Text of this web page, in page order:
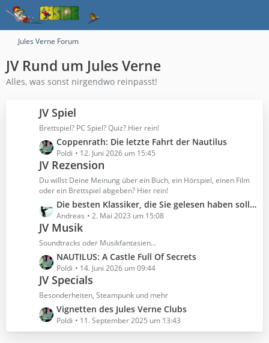
Jules Verne Forum
JV Rund um Jules Verne
Alles, was sonst nirgendwo reinpasst!
JV Spiel
Brettspiel? PC Spiel? Quiz? Hier rein!
L
e
z
t
B
e
i
r
ä
g
e
Coppenrath: Die letzte Fahrt der Nautilus
Poldi 12. Juni 2026 um 15:45
JV Rezension
Du willst Deine Meinung über ein Buch, ein Hörspiel, einen Film
oder ein Brettspiel abgeben? Hier rein!
L
e
z
e
B
e
i
t
r
Die besten Klassiker, die Sie gelesen haben sollten
Andreas 2. Mai 2023 um 15:08
JV Musik
Soundtracks oder Musikfantasien...
L
e
z
e
B
NAUTILUS: A Castle Full Of Secrets
Poldi 14. Juni 2026 um 09:44
JV Specials
Besonderheiten, Steampunk und mehr
L
e
t
Vignetten des Jules Verne Clubs
Poldi 11. September 2025 um 13:43